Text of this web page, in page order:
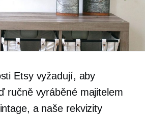
Etsy vyžadují, aby
ručně vyráběné majitelem
a naše rekvizity